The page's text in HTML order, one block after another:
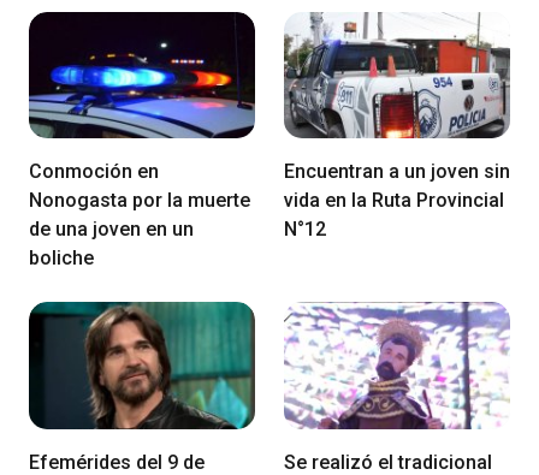
Conmoción en
Nonogasta por la muerte
de una joven en un
boliche
Encuentran a un joven sin
vida en la Ruta Provincial
N°12
Efemérides del 9 de
Se realizó el tradicional